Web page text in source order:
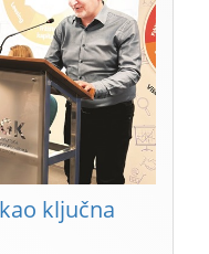
ključna